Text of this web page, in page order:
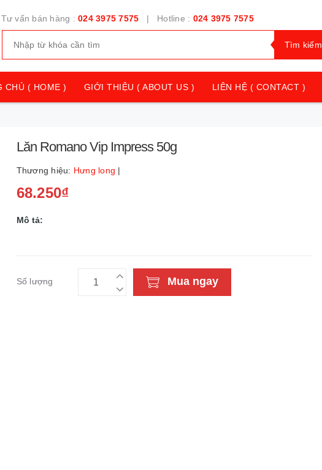
Tư vấn bán hàng : 024 3975 7575 | Hotline : 024 3975 7575
Tìm kiếm
CHỦ ( HOME ) GIỚI THIỆU ( ABOUT US ) LIÊN HỆ ( CONTACT )
Lăn Romano Vip Impress 50g
Thương hiệu: Hưng long |
68.250₫
Mô tả:
Số lượng Mua ngay